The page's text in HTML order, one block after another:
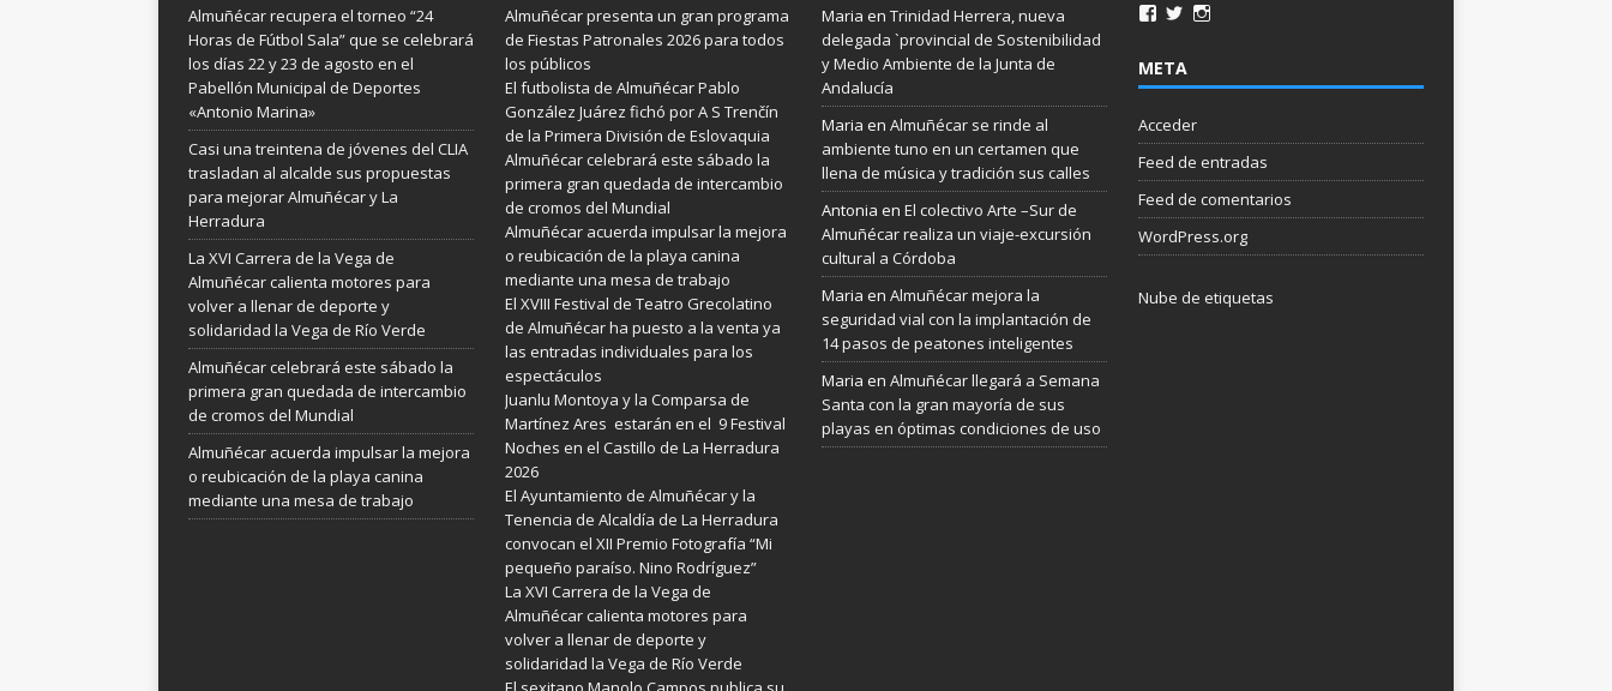
Almuñécar recupera el torneo “24
Horas de Fútbol Sala” que se celebrará
los días 22 y 23 de agosto en el
Pabellón Municipal de Deportes
«Antonio Marina»
Casi una treintena de jóvenes del CLIA
trasladan al alcalde sus propuestas
para mejorar Almuñécar y La
Herradura
La XVI Carrera de la Vega de
Almuñécar calienta motores para
volver a llenar de deporte y
solidaridad la Vega de Río Verde
Almuñécar celebrará este sábado la
primera gran quedada de intercambio
de cromos del Mundial
Almuñécar acuerda impulsar la mejora
o reubicación de la playa canina
mediante una mesa de trabajo
Almuñécar presenta un gran programa
de Fiestas Patronales 2026 para todos
los públicos
El futbolista de Almuñécar Pablo
González Juárez fichó por A S Trenčín
de la Primera División de Eslovaquia
Almuñécar celebrará este sábado la
primera gran quedada de intercambio
de cromos del Mundial
Almuñécar acuerda impulsar la mejora
o reubicación de la playa canina
mediante una mesa de trabajo
El XVIII Festival de Teatro Grecolatino
de Almuñécar ha puesto a la venta ya
las entradas individuales para los
espectáculos
Juanlu Montoya y la Comparsa de
Martínez Ares estarán en el 9 Festival
Noches en el Castillo de La Herradura
2026
El Ayuntamiento de Almuñécar y la
Tenencia de Alcaldía de La Herradura
convocan el XII Premio Fotografía “Mi
pequeño paraíso. Nino Rodríguez”
La XVI Carrera de la Vega de
Almuñécar calienta motores para
volver a llenar de deporte y
solidaridad la Vega de Río Verde
Maria en Trinidad Herrera, nueva
delegada `provincial de Sostenibilidad
y Medio Ambiente de la Junta de
Andalucía
Maria en Almuñécar se rinde al
ambiente tuno en un certamen que
llena de música y tradición sus calles
Antonia en El colectivo Arte –Sur de
Almuñécar realiza un viaje-excursión
cultural a Córdoba
Maria en Almuñécar mejora la
seguridad vial con la implantación de
14 pasos de peatones inteligentes
Maria en Almuñécar llegará a Semana
Santa con la gran mayoría de sus
playas en óptimas condiciones de uso
META
Acceder
Feed de entradas
Feed de comentarios
WordPress.org
Nube de etiquetas